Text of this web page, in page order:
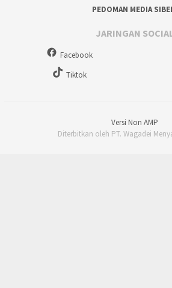
PEDOMAN MEDIA
JARINGAN
Facebook
Tiktok
Versi Non AMP
Diterbitkan oleh PT. Wagadei